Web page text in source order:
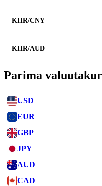
KHR/CNY
KHR/AUD
Parima
USD
EUR
GBP
JPY
AUD
CAD